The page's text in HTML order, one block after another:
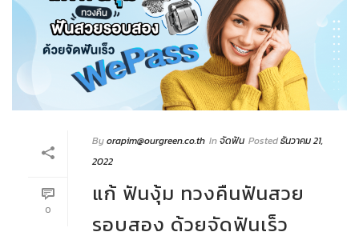
0
Byorapim@ourgreen.co.th Inจัดฟัน Postedธันวาคม 21,
2022
แก้ ฟันงุ้ม ทวงคืนฟันสวย
รอบสอง ด้วยจัดฟันเร็ว